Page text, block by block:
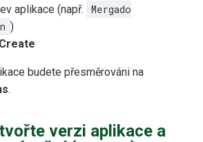
aplikace (např.
Mergado
)
Create
budete přesměrováni na
.
verzi aplikace a